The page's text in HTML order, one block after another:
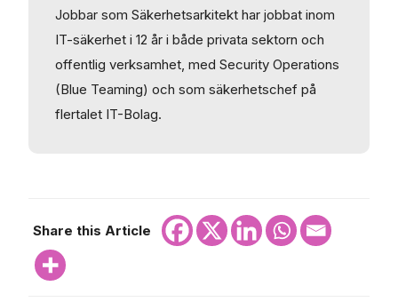
Jobbar som Säkerhetsarkitekt har jobbat inom
IT-säkerhet i 12 år i både privata sektorn och
offentlig verksamhet, med Security Operations
(Blue Teaming) och som säkerhetschef på
flertalet IT-Bolag.
Share this Article